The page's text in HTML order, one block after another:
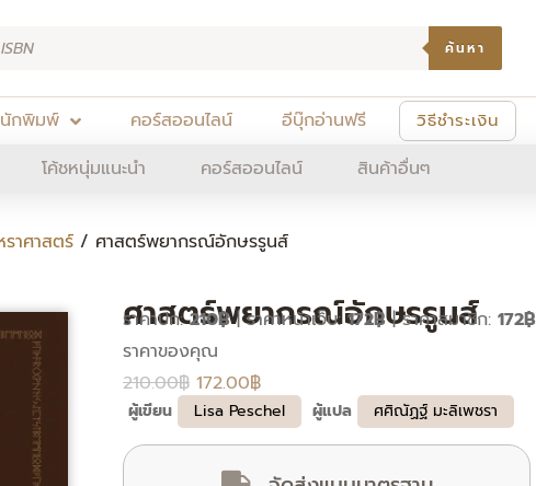
ค้นหา
กพิมพ์ คอร์สออนไลน์ อีบุ๊กอ่านฟรี วิธีชำระเงิน
โค้ชหนุ่มแนะนำ คอร์สออนไลน์ สินค้าอื่นๆ
าศาสตร์ / ศาสตร์พยากรณ์อักษรรูนส์
ศาสตร์พยากรณ์อักษรรูนส์
ราคาปก:210฿|ราคาหน้าเว็บ:172฿|ราคาสมาชิก: 172฿
210.00฿
Original
price
was:
210.00฿.
172.00฿price
is:
172.00฿.
ผู้เขียน Lisa Peschel ผู้แปล ศศิณัฏฐ์ มะลิเพชรา